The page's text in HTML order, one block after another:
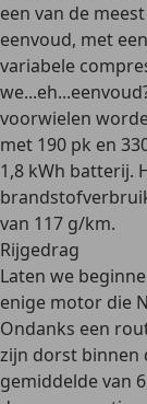
een van de
eenvoud, met
variabele
voorwielen
met 190 pk en
1,8 kWh batterij.
van 117 g/km.
Rijgedrag
Laten we
enige motor die
Ondanks een
zijn dorst binnen
gemiddelde van